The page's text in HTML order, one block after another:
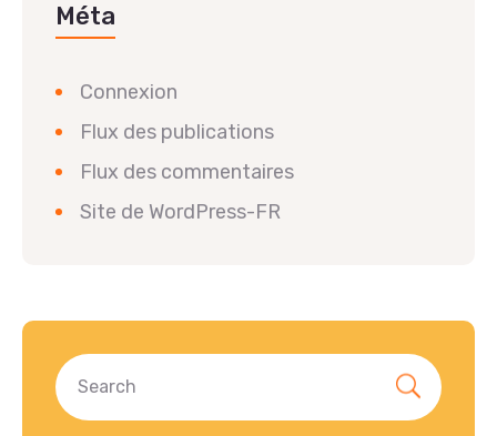
Méta
Connexion
Flux des publications
Flux des commentaires
Site de WordPress-FR